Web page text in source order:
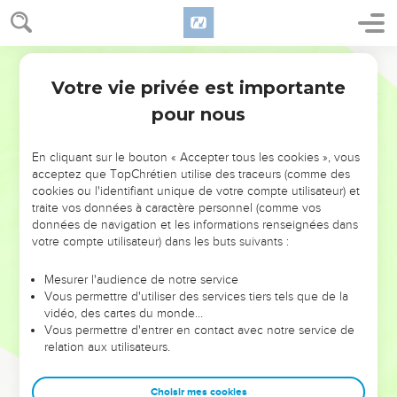
NE MANQUEZ PAS L’ÉVÉNEMENT
DE L’ANNÉE !
ET SI LEURS ERREURS POUVAIENT VOUS ÉVITER LES
VOTRES ?
leur foi ou leur vision. Mais on voit moins les doutes, les erreurs
et les saisons difficiles qu'ils ont traversés, alors même que ce
sont elles qui les ont façonnés.
Dans cette conférence, leaders, entrepreneurs, et responsables
clés pour avancer avec plus de sagesse afin que leurs erreurs
Votre vie privée est importante
pour nous
En cliquant sur le bouton « Accepter tous les cookies », vous
acceptez que TopChrétien utilise des traceurs (comme des
cookies ou l'identifiant unique de votre compte utilisateur) et
traite vos données à caractère personnel (comme vos
données de navigation et les informations renseignées dans
votre compte utilisateur) dans les buts suivants :
Mesurer l'audience de notre service
Vous permettre d'utiliser des services tiers tels que de la
vidéo, des cartes du monde…
Vous permettre d'entrer en contact avec notre service de
relation aux utilisateurs.
Choisir mes cookies